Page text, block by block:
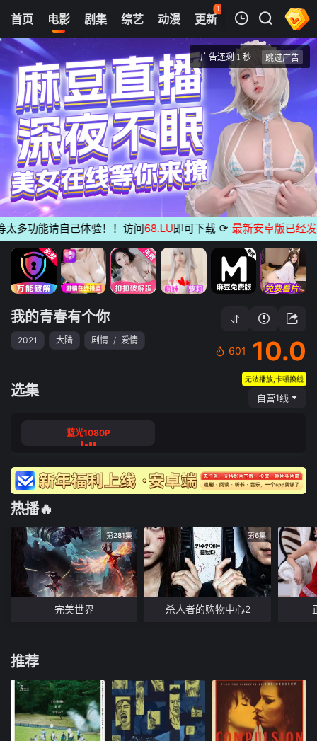
首页 电影 剧集 综艺 动漫 更新
126
热榜 APP
我的观影记录
蓝光1080P
我的青春有个你
清空
能请自己体验！！访问 68.LU即可下载 ⟳ 最新安卓版已经发布
我的青春有个你
2021 大陆 剧情 / 爱情
601 10.0
选集
无法播放,卡顿换线
自营1线
蓝光1080P
热播🔥
第281集
完美世界
第6集
杀人者的购物中心2
推荐